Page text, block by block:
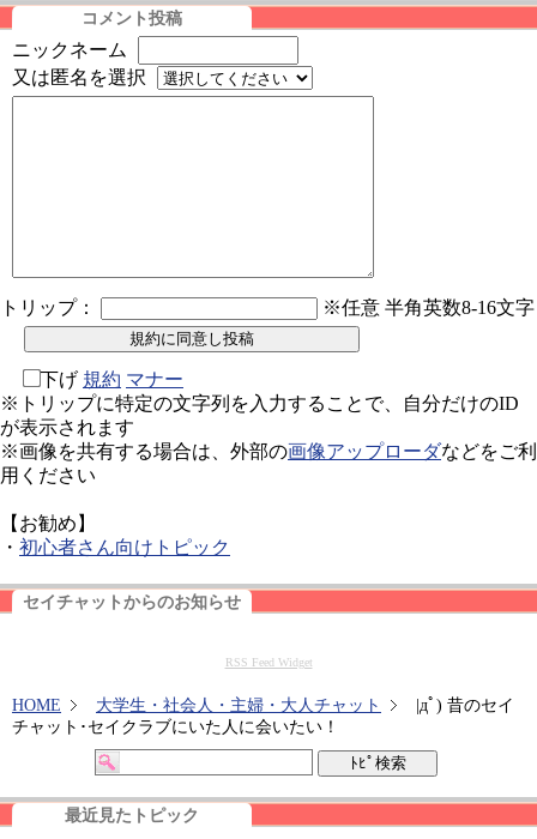
コメント投稿
ニックネーム
又は匿名を選択
トリップ： ※任意 半角英数8-16文字
下げ 規約 マナー
※トリップに特定の文字列を入力することで、自分だけのID
が表示されます
※画像を共有する場合は、外部の画像アップローダなどをご利
用ください
【お勧め】
・ 初心者さん向けトピック
セイチャットからのお知らせ
RSS Feed Widget
HOME 大学生・社会人・主婦・大人チャット
|дﾟ) 昔のセイ
チャット･セイクラブにいた人に会いたい！
最近見たトピック